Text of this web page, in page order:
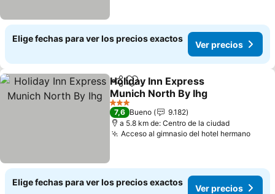
Elige fechas para ver los precios exactos
Ver precios
CompartirAgregar a favoritos
Holiday Inn Express
Munich North By Ihg
Ver precios
3 Estrellas
7,6 Bueno
9.182
a 5.8 km de: Centro de la ciudad
Acceso al gimnasio del hotel hermanoVer
Elige fechas para ver los precios exactos
Ver precios